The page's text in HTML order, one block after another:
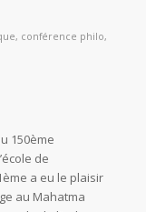
, conférence philo,
150ème
de
a eu le plaisir
au Mahatma